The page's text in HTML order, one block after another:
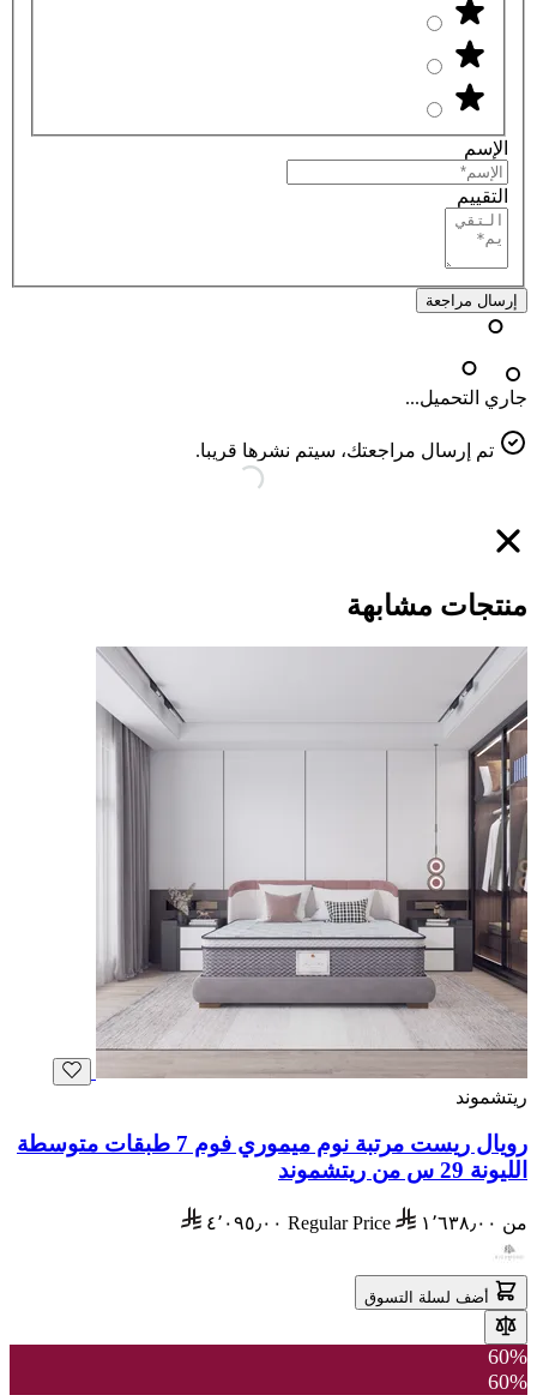
الإسم
التقييم
إرسال مراجعة
جاري التحميل...
تم إرسال مراجعتك، سيتم نشرها قريبا.
منتجات مشابهة
ريتشموند
رويال ريست مرتبة نوم ميموري فوم 7 طبقات متوسطة
الليونة 29 س من ريتشموند
من ١٬٦٣٨٫٠٠ Regular Price ٤٬٠٩٥٫٠٠
أضف لسلة التسوق
60%
60%